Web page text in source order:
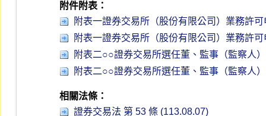
附件附表：
附表一證券交易所（股份有限公司）業務許
附表一證券交易所（股份有限公司）業務許
附表二○○證券交易所選任董、監事（監察人
附表二○○證券交易所選任董、監事（監察人
相關法條：
證券交易法 第 53 條 (113.08.07)